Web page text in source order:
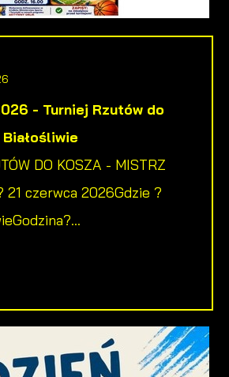
- Turniej Rzutów do
DO KOSZA - MISTRZ
21 czerwca 2026Gdzie ?